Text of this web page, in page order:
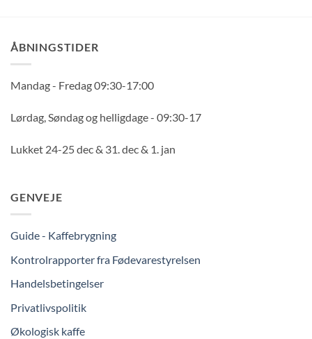
ÅBNINGSTIDER
Mandag - Fredag 09:30-17:00
Lørdag, Søndag og helligdage - 09:30-17
Lukket 24-25 dec & 31. dec & 1. jan
GENVEJE
Guide - Kaffebrygning
Kontrolrapporter fra Fødevarestyrelsen
Handelsbetingelser
Privatlivspolitik
Økologisk kaffe